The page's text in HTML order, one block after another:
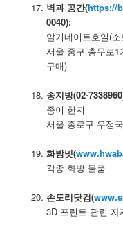
벽과 공간(https://
0040):
알기네이트호일(
서울 중구 충무로
구매)
송지방(02-
종이 한지
서울 종로구 우정
화방넷(
각종 화방 물품
손도리닷컴(
3D 프린트 관련 자